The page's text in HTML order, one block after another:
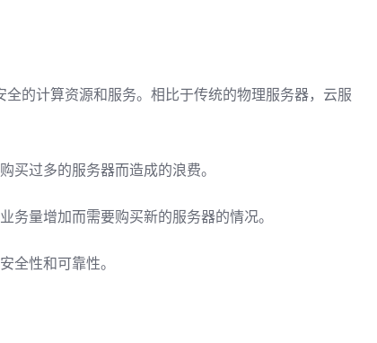
的计算资源和服务。相比于传统的物理服务器，云服
买过多的服务器而造成的浪费。
务量增加而需要购买新的服务器的情况。
全性和可靠性。